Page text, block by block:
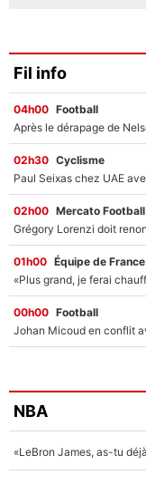
Fil info
04h00 Football
02h30 Cyclisme
02h00 Mercato Football
01h00 Équipe de France
00h00 Football
NBA